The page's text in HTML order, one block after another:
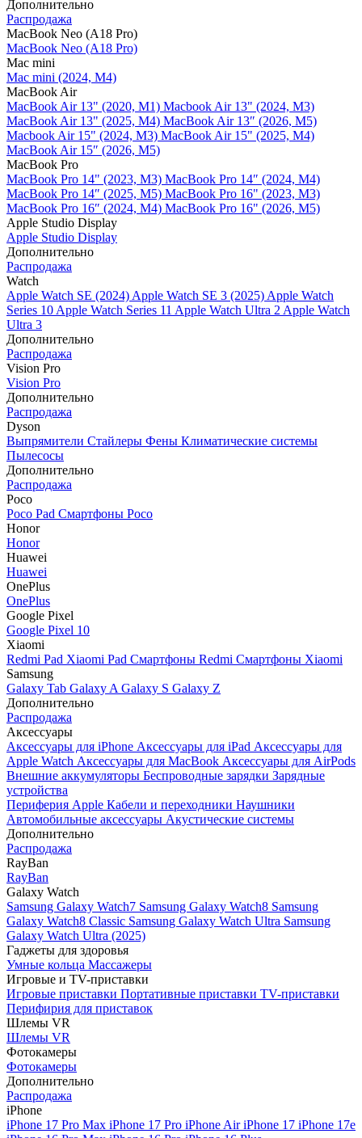
Дополнительно
Распродажа
MacBook Neo (A18 Pro)
MacBook Neo (A18 Pro)
Mac mini
Mac mini (2024, M4)
MacBook Air
MacBook Air 13" (2020, M1) Macbook Air 13" (2024, M3)
MacBook Air 13" (2025, M4) MacBook Air 13″ (2026, M5)
Macbook Air 15" (2024, M3) MacBook Air 15" (2025, M4)
MacBook Air 15″ (2026, M5)
MacBook Pro
MacBook Pro 14" (2023, M3) MacBook Pro 14″ (2024, M4)
MacBook Pro 14″ (2025, M5) MacBook Pro 16" (2023, M3)
MacBook Pro 16″ (2024, M4) MacBook Pro 16" (2026, M5)
Apple Studio Display
Apple Studio Display
Дополнительно
Распродажа
Watch
Apple Watch SE (2024) Apple Watch SE 3 (2025) Apple Watch
Series 10 Apple Watch Series 11 Apple Watch Ultra 2 Apple Watch
Ultra 3
Дополнительно
Распродажа
Vision Pro
Vision Pro
Дополнительно
Распродажа
Dyson
Выпрямители Стайлеры Фены Климатические системы
Пылесосы
Дополнительно
Распродажа
Poco
Poco Pad Смартфоны Poco
Honor
Honor
Huawei
Huawei
OnePlus
OnePlus
Google Pixel
Google Pixel 10
Xiaomi
Redmi Pad Xiaomi Pad Смартфоны Redmi Смартфоны Xiaomi
Samsung
Galaxy Tab Galaxy A Galaxy S Galaxy Z
Дополнительно
Распродажа
Аксессуары
Аксессуары для iPhone Аксессуары для iPad Аксессуары для
Apple Watch Аксессуары для MacBook Аксессуары для AirPods
Внешние аккумуляторы Беспроводные зарядки Зарядные
устройства
Периферия Apple Кабели и переходники Наушники
Автомобильные аксессуары Акустические системы
Дополнительно
Распродажа
RayBan
RayBan
Galaxy Watch
Samsung Galaxy Watch7 Samsung Galaxy Watch8 Samsung
Galaxy Watch8 Classic Samsung Galaxy Watch Ultra Samsung
Galaxy Watch Ultra (2025)
Гаджеты для здоровья
Умные кольца Массажеры
Игровые и TV-приставки
Игровые приставки Портативные приставки TV-приставки
Перифирия для приставок
Шлемы VR
Шлемы VR
Фотокамеры
Фотокамеры
Дополнительно
Распродажа
iPhone
iPhone 17 Pro Max iPhone 17 Pro iPhone AiriPhone 17 iPhone 17e